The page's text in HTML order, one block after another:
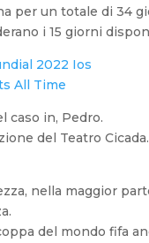
per un totale di 34
i 15 giorni
2022 Ios
All Time
caso in, Pedro.
del Teatro
nella maggior
del mondo fifa